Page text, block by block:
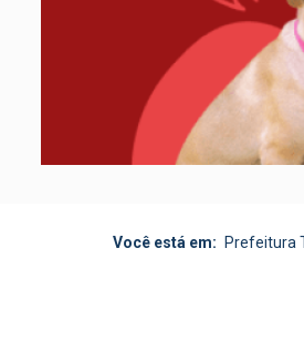
Você está em: Prefeitura